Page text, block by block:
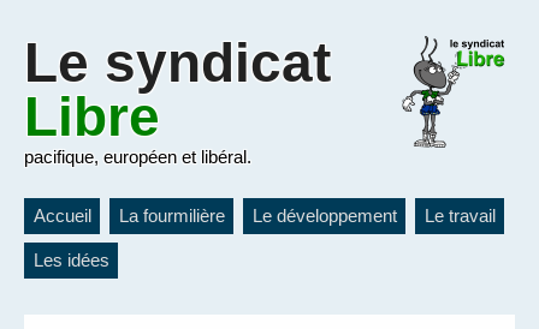
Le syndicat
Libre
pacifique, européen et libéral.
Accueil La fourmilière Le développement Le travail
Les idées